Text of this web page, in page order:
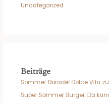
Uncategorized
Beiträge
Sommer Dorade! Dolce Vita
Super Sommer Burger. Da